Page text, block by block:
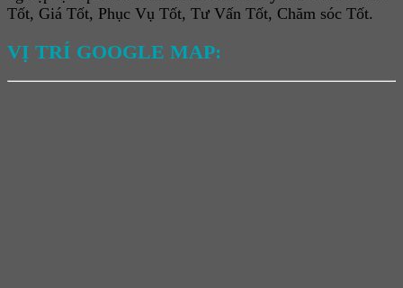
Tốt, Giá Tốt, Phục Vụ Tốt, Tư Vấn Tốt, Chăm sóc Tốt.
VỊ TRÍ GOOGLE MAP: